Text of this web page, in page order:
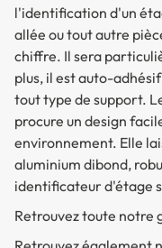
l'identification d'un
allée ou tout autre
chiffre. Il sera
plus, il est auto-
tout type de support.
procure un design
environnement. Elle
aluminium dibond,
identificateur d'étage
Retrouvez toute notre